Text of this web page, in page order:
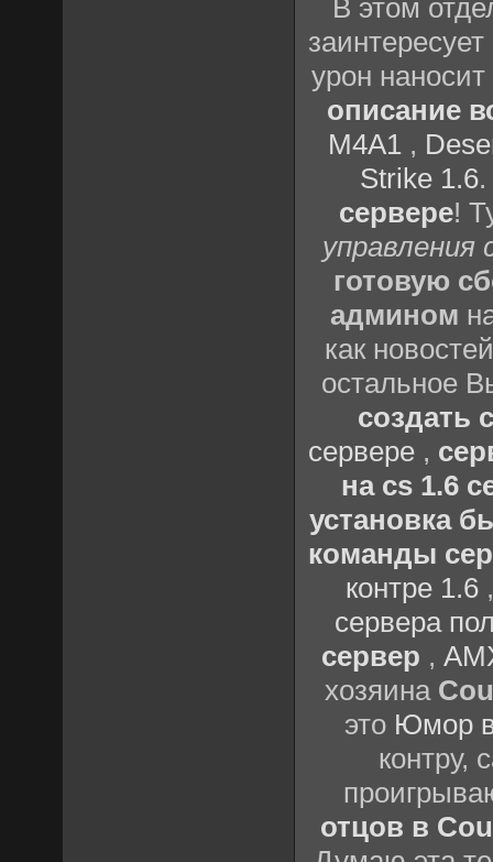
В этом
урон
описание
M4A1 ,
Strike 1.6
сервере!
управления
готовую
админом
как
остальное
создать
сервере,
на cs 1.6
установка
команды
контре 1.6
сервера
сервер ,
хозяина
это Юмор в
контру,
отцов в